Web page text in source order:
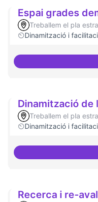
Espai grades
Treballem el pla
Dinamització i
Dinamització
Treballem el pla
Dinamització i
Recerca i re-